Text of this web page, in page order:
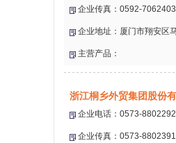
企业传真：0592-7062403
企业地址：厦门市翔安区
主营产品：
浙江桐乡外贸集团股份
企业电话：0573-
企业传真：0573-